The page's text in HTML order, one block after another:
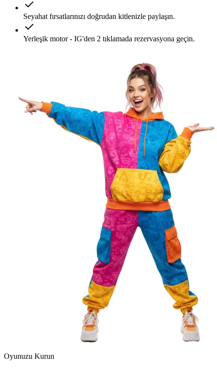
Seyahat fırsatlarınızı doğrudan kitlenizle paylaşın.
Yerleşik motor - IG'den 2 tıklamada rezervasyona geçin.
Oyunuzu Kurun